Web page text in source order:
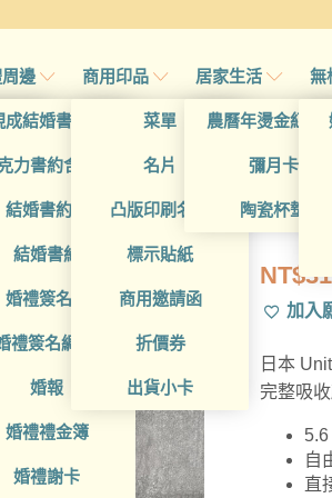
邊
成結婚書約夾
力書約含木座
結婚書約組
結婚書約
婚禮簽名簿
禮簽名綢(p)
婚報
婚禮禮金簿
婚禮謝卡
商用印品
菜單
名片
凸版印刷名片
標示貼紙
商用邀請函
折價券
出貨小卡
居家生活
農曆年燙金紅包
彌月卡
陶瓷杯墊
無
NT$
加入
日本
完整吸
自
直